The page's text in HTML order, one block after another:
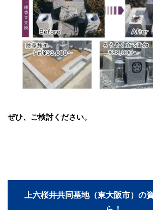
ぜひ、ご検討ください。
上六桜井共同墓地（東大阪市）の